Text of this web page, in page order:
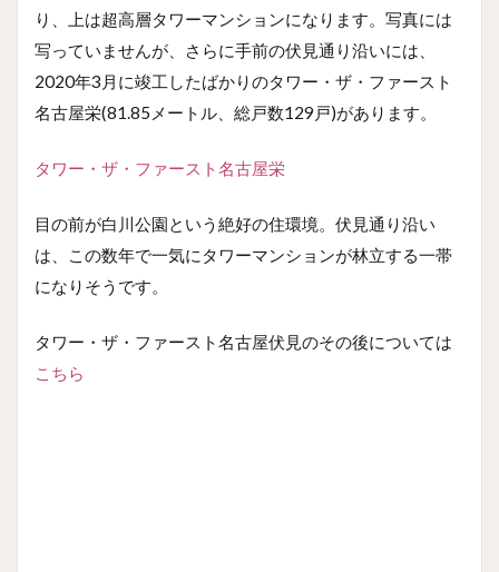
り、上は超高層タワーマンションになります。写真には
写っていませんが、さらに手前の伏見通り沿いには、
2020年3月に竣工したばかりのタワー・ザ・ファースト
名古屋栄(81.85メートル、総戸数129戸)があります。
タワー・ザ・ファースト名古屋栄
目の前が白川公園という絶好の住環境。伏見通り沿い
は、この数年で一気にタワーマンションが林立する一帯
になりそうです。
タワー・ザ・ファースト名古屋伏見のその後については
こちら